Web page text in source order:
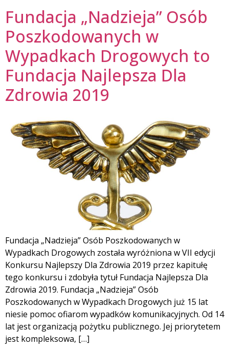
Fundacja „Nadzieja” Osób
Poszkodowanych w
Wypadkach Drogowych to
Fundacja Najlepsza Dla
Zdrowia 2019
Fundacja „Nadzieja” Osób Poszkodowanych w
Wypadkach Drogowych została wyróżniona w VII edycji
Konkursu Najlepszy Dla Zdrowia 2019 przez kapitułę
tego konkursu i zdobyła tytuł Fundacja Najlepsza Dla
Zdrowia 2019. Fundacja „Nadzieja” Osób
Poszkodowanych w Wypadkach Drogowych już 15 lat
niesie pomoc ofiarom wypadków komunikacyjnych. Od 14
lat jest organizacją pożytku publicznego. Jej priorytetem
jest kompleksowa, […]